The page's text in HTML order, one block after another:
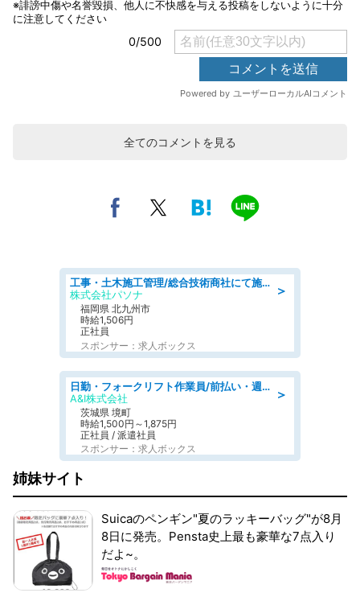
全てのコメントを見る
＞
工事・土木施工管理/総合技術商社にて施工管理のお仕事/即日勤務可/車通勤可/工事・土木施工管理/生産・品質管理
株式会社パソナ
福岡県 北九州市
時給1,506円
正社員
スポンサー：求人ボックス
＞
日勤・フォークリフト作業員/前払い・週払い制度あり/長期安定/有給とりやすい/環境充実
A&I株式会社
茨城県 境町
時給1,500円～1,875円
正社員 / 派遣社員
スポンサー：求人ボックス
姉妹サイト
Suicaのペンギン"夏のラッキーバッグ"が8月
8日に発売。Pensta史上最も豪華な7点入り
だよ~。